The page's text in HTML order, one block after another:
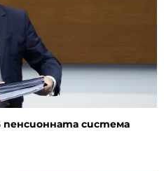
пенсионната система